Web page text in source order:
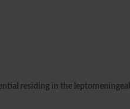
residing in the